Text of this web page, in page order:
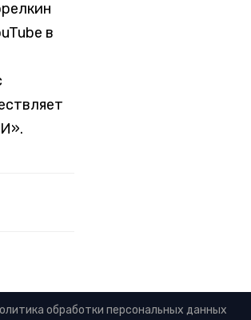
в
обработки персональных данных